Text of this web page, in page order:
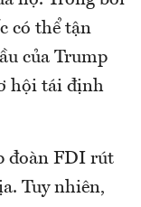
có thể tận
của Trump
hội tái định
đoàn FDI rút
Tuy nhiên,